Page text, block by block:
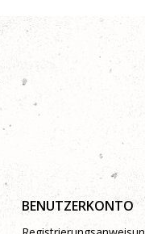
BENUTZERKONTO